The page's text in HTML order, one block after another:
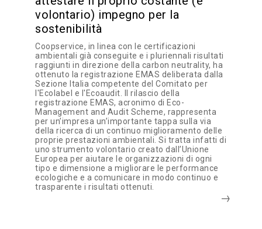
volontario) impegno per la
sostenibilità
Coopservice, in linea con le certificazioni
ambientali già conseguite e i pluriennali risultati
raggiunti in direzione della carbon neutrality, ha
ottenuto la registrazione EMAS deliberata dalla
Sezione Italia competente del Comitato per
l'Ecolabel e l'Ecoaudit. Il rilascio della
registrazione EMAS, acronimo di Eco-
Management and Audit Scheme, rappresenta
per un’impresa un’importante tappa sulla via
della ricerca di un continuo miglioramento delle
proprie prestazioni ambientali. Si tratta infatti di
uno strumento volontario creato dall’Unione
Europea per aiutare le organizzazioni di ogni
tipo e dimensione a migliorare le performance
ecologiche e a comunicare in modo continuo e
trasparente i risultati ottenuti.